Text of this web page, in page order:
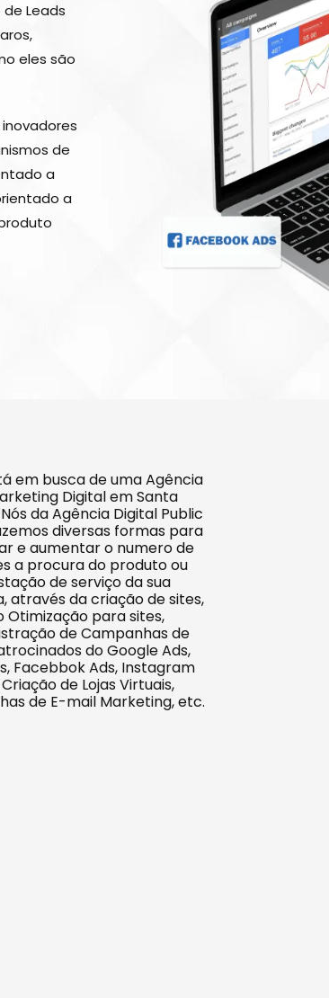
Leads
eles são
de
a
a
em busca de uma Agência
Digital em Santa
da Agência Digital Public
diversas formas para
e aumentar o numero de
a procura do produto ou
de serviço da sua
através da criação de sites,
Otimização para sites,
de Campanhas de
do Google Ads,
Facebbok Ads, Instagram
de Lojas Virtuais,
de E-mail Marketing, etc.